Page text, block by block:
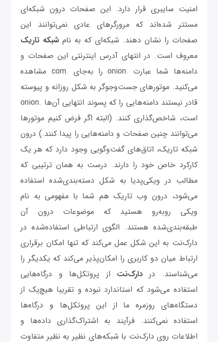
امنیت سایبری قرار دارد. این صفحات درون‌ شبکه‌ای
مستتر شده‌اند که مرورگرهای عادی نمی‌توانند این
صفحات را نشان دهند. شبکه‌ای که به نام شبکه تاریک
معروف است. در انتهای آدرس اینترنتی این صفحات و
دامنه‌ها شما عبارت .onion را به‌جای .com مشاهده
می‌کنید. موتورهای جست‌وجوگر به شکل روزانه و پیوسته
قادر نیستند دامنه‌هایی را که پسوند انتهایی آن‌ها .onion
است، شاخص‌گذاری کنند. (البته اگر فرض کنیم موتورها
می‌توانند چنین صفحات و دامنه‌هایی را پیدا کنند.) درون
شبکه تاریک، اتاق‌های گفت‌وگویی وجود دارد که هر یک
کارکرد خاص خود را دارند. درست به همان ترتیبی که
مطالب در ویکی‌پدیا به شکل دسته‌بندی‌شده استفاده
می‌شود، درون وب تاریک هم شما با مفهومی به نام
ویکی روبه‌رو هستید که موضوعات درون آن
طبقه‌بندی‌شده هستند. الگوی ارتباطی استفاده‌شده در
دارک‌نت به این شکل عمل می‌کند که تنها امکان برقراری
ارتباط میان دو کاربری را امکان‌پذیر می‌کند که یکدیگر را
می‌شناسند. دردارک‌نت از پروتکل‌ها و درگاه‌هایی
استفاده می‌شود که استاندارد نبوده و تقریبا هیچ‌یک از
دستگاه‌های روزمره ما از این پروتکل‌ها و درگاه‌ها
استفاده نمی‌کنند. فرآیند به اشتراک‌گذاری داده‌ها و
اطلاعات روی دارک‌نت با شبکه‌های نظیر به نظیر متفاوت